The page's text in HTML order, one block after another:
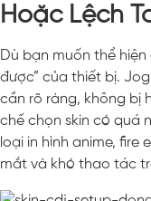
Hoặc Lệch
Dù bạn muốn thể
được” của thiết bị.
cần rõ ràng, không bị
chế chọn skin có quá
loại in hình anime,
mắt và khó thao tác